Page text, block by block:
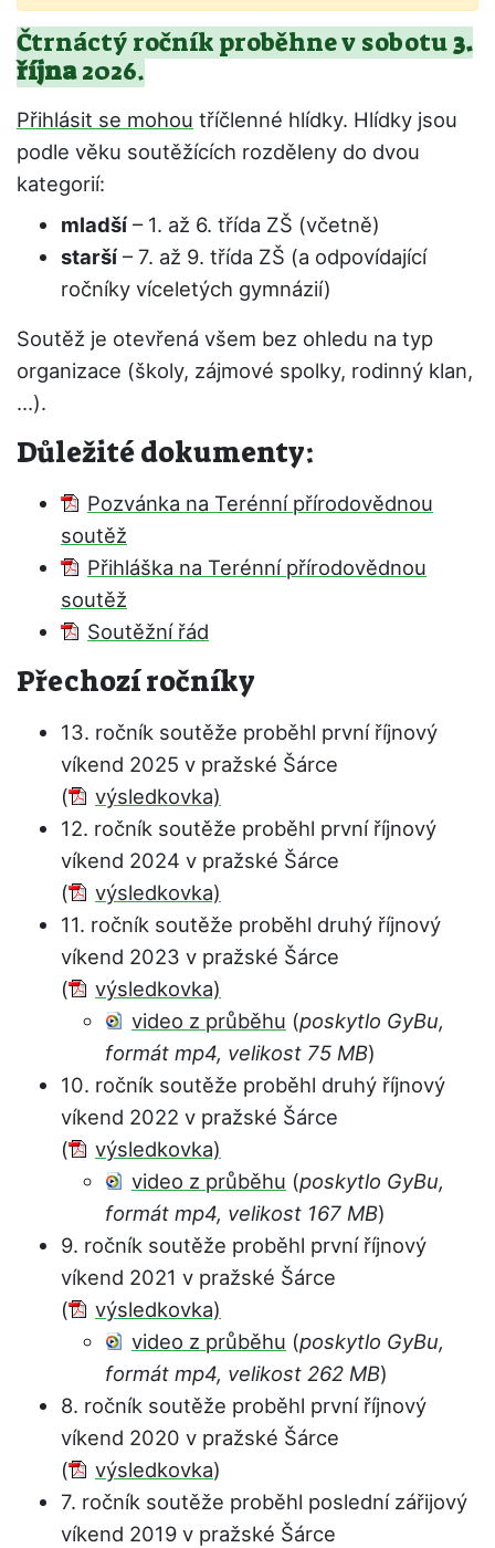
Čtrnáctý ročník proběhne v sobotu3.
října2026.
Přihlásit se mohou tříčlenné hlídky. Hlídky jsou
podle věku soutěžících rozděleny do dvou
kategorií:
mladší – 1. až 6. třída ZŠ (včetně)
starší – 7. až 9. třída ZŠ (a odpovídající
ročníky víceletých gymnázií)
Soutěž je otevřená všem bez ohledu na typ
organizace (školy, zájmové spolky, rodinný klan,
…).
Důležité dokumenty:
Pozvánka na Terénní přírodovědnou
soutěž
Přihláška na Terénní přírodovědnou
soutěž
Soutěžní řád
Přechozí ročníky
13. ročník soutěže proběhl první říjnový
víkend 2025 v pražské Šárce
(
výsledkovka)
12. ročník soutěže proběhl první říjnový
víkend 2024 v pražské Šárce
(
výsledkovka)
11. ročník soutěže proběhl druhý říjnový
víkend 2023 v pražské Šárce
(
výsledkovka)
video z průběhu (poskytlo GyBu,
formát mp4, velikost 75 MB)
10. ročník soutěže proběhl druhý říjnový
víkend 2022 v pražské Šárce
(
výsledkovka)
video z průběhu (poskytlo GyBu,
formát mp4, velikost 167 MB)
9. ročník soutěže proběhl první říjnový
víkend 2021 v pražské Šárce
(
výsledkovka)
video z průběhu (poskytlo GyBu,
formát mp4, velikost 262 MB)
8. ročník soutěže proběhl první říjnový
víkend 2020 v pražské Šárce
(
výsledkovka)
7. ročník soutěže proběhl poslední zářijový
víkend 2019 v pražské Šárce